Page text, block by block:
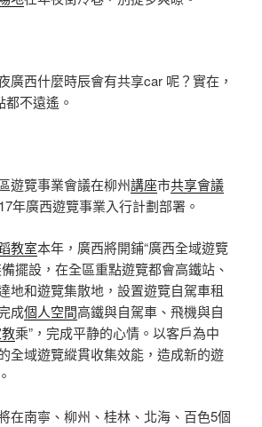
西什麼時辰會有共享car 呢？實在，
不遠遙。
覽事業會議在柳州講座市共享會議
年廣西遊覽事業入行計劃部署。
教室本年，廣西將開鋪“廣西全域遊覽
擺設，在全區重點遊覽都會高鐵站、
地和遊覽集散地，設置遊覽自駕車租
成個人空間高鐵與自駕車、飛機與自
乘”，完成平静的心情。以客戶為中
全域遊覽縱貫收集效能，造成新的遊
在南寧、柳州、桂林、北海、百色5個